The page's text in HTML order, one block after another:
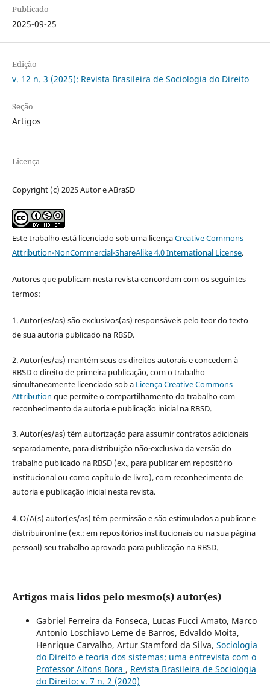
Publicado
2025-09-25
Edição
v. 12 n. 3 (2025): Revista Brasileira de Sociologia do Direito
Seção
Artigos
Licença
Copyright (c) 2025 Autor e ABraSD
Este trabalho está licenciado sob uma licençaCreative Commons
Attribution-NonCommercial-ShareAlike 4.0 International License.
Autores que publicam nesta revista concordam com os seguintes
termos:
1. Autor(es/as) são exclusivos(as) responsáveis pelo teor do texto
de sua autoria publicado na RBSD.
2. Autor(es/as) mantém seus os direitos autorais e concedem à
RBSD o direito de primeira publicação, com o trabalho
simultaneamente licenciado sob a Licença Creative Commons
Attribution que permite o compartilhamento do trabalho com
reconhecimento da autoria e publicação inicial na RBSD.
3. Autor(es/as) têm autorização para assumir contratos adicionais
separadamente, para distribuição não-exclusiva da versão do
trabalho publicado na RBSD (ex., para publicar em repositório
institucional ou como capítulo de livro), com reconhecimento de
autoria e publicação inicial nesta revista.
4. O/A(s) autor(es/as) têm permissão e são estimulados a publicar e
distribuironline (ex.: em repositórios institucionais ou na sua página
pessoal) seu trabalho aprovado para publicação na RBSD.
Artigos mais lidos pelo mesmo(s) autor(es)
Gabriel Ferreira da Fonseca, Lucas Fucci Amato, Marco
Antonio Loschiavo Leme de Barros, Edvaldo Moita,
Henrique Carvalho, Artur Stamford da Silva, Sociologia
do Direito e teoria dos sistemas: uma entrevista com o
Professor Alfons Bora , Revista Brasileira de Sociologia
do Direito: v. 7 n. 2 (2020)